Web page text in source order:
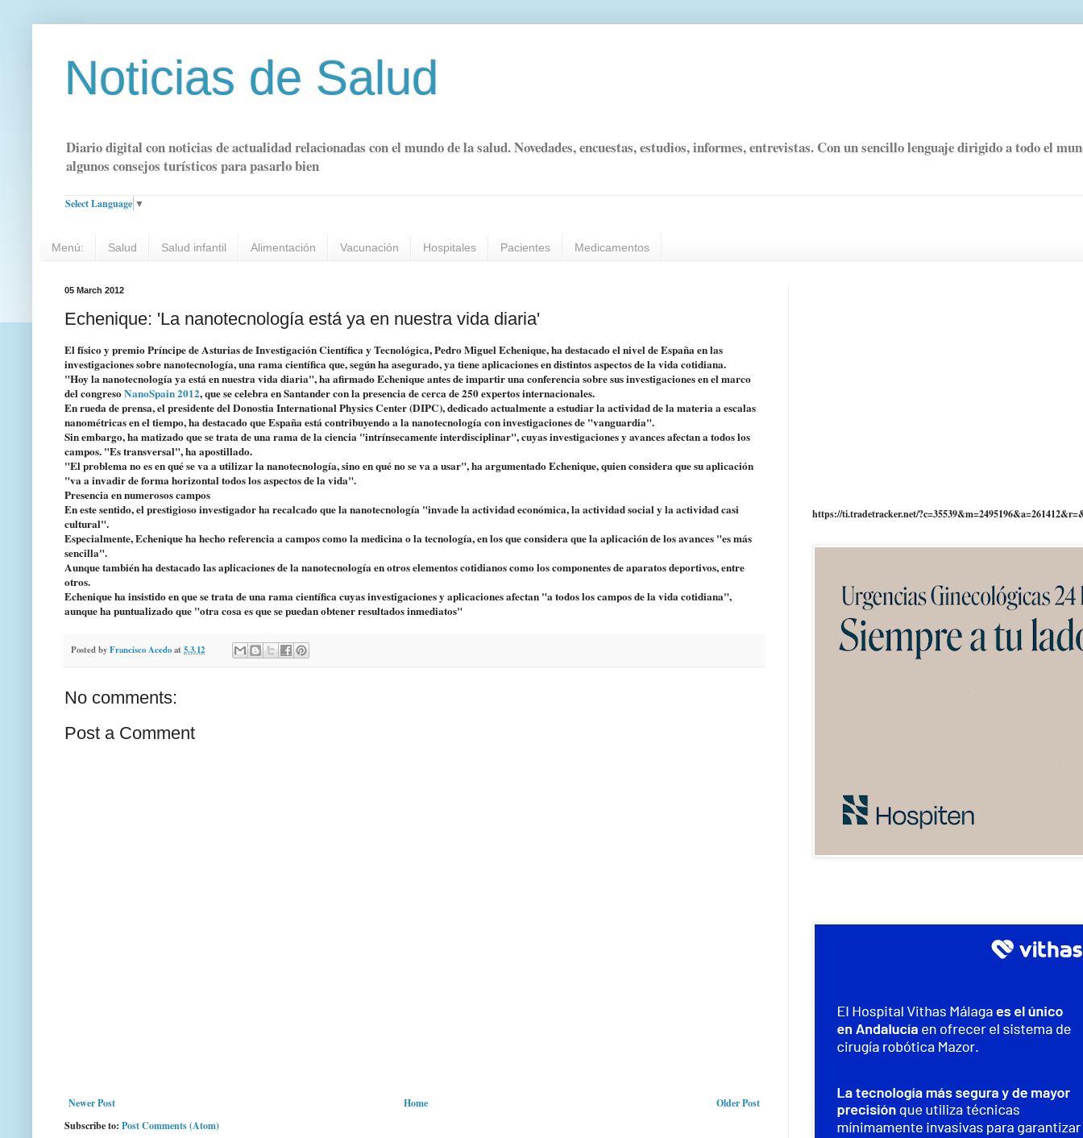
Noticias de Salud
Diario digital con noticias de actualidad relacionadas con el mundo de la salud. Novedades, encuestas, estudios, informes, entrevistas. Con un sencillo lenguaje dirigido a todo el
algunos consejos turísticos para pasarlo bien
Select Language ▼
Menú: Salud Salud infantil Alimentación Vacunación Hospitales Pacientes Medicamentos
05 March 2012
Echenique: 'La nanotecnología está ya en nuestra vida diaria'
El físico y premio Príncipe de Asturias de Investigación Científica y Tecnológica, Pedro Miguel Echenique, ha destacado el nivel de España en las
investigaciones sobre nanotecnología, una rama científica que, según ha asegurado, ya tiene aplicaciones en distintos aspectos de la vida cotidiana.
"Hoy la nanotecnología ya está en nuestra vida diaria", ha afirmado Echenique antes de impartir una conferencia sobre sus investigaciones en el marco
del congresoNanoSpain 2012, que se celebra en Santander con la presencia de cerca de 250 expertos internacionales.
En rueda de prensa, el presidente del Donostia International Physics Center (DIPC), dedicado actualmente a estudiar la actividad de la materia a escalas
nanométricas en el tiempo, ha destacado que España está contribuyendo a la nanotecnología con investigaciones de "vanguardia".
Sin embargo, ha matizado que se trata de una rama de la ciencia "intrínsecamente interdisciplinar", cuyas investigaciones y avances afectan a todos los
campos. "Es transversal", ha apostillado.
"El problema no es en qué se va a utilizar la nanotecnología, sino en qué no se va a usar", ha argumentado Echenique, quien considera que su aplicación
"va a invadir de forma horizontal todos los aspectos de la vida".
Presencia en numerosos campos
En este sentido, el prestigioso investigador ha recalcado que la nanotecnología "invade la actividad económica, la actividad social y la actividad casi
cultural".
Especialmente, Echenique ha hecho referencia a campos como la medicina o la tecnología, en los que considera que la aplicación de los avances "es más
sencilla".
Aunque también ha destacado las aplicaciones de la nanotecnología en otros elementos cotidianos como los componentes de aparatos deportivos, entre
otros.
Echenique ha insistido en que se trata de una rama científica cuyas investigaciones y aplicaciones afectan "a todos los campos de la vida cotidiana",
aunque ha puntualizado que "otra cosa es que se puedan obtener resultados inmediatos"
Posted byFrancisco Acedoat 5.3.12
No comments:
Post a Comment
Newer Post Older Post
Home
Subscribe to: Post Comments (Atom)
https://ti.tradetracker.net/